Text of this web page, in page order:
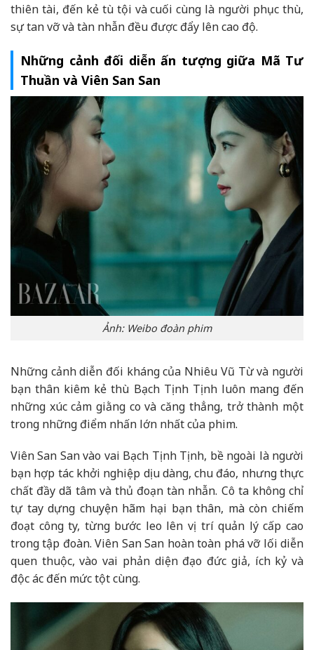
thiên tài, đến kẻ tù tội và cuối cùng là người phục thù,
sự tan vỡ và tàn nhẫn đều được đẩy lên cao độ.
Những cảnh đối diễn ấn tượng giữa Mã Tư
Thuần và Viên San San
Ảnh: Weibo đoàn phim
Những cảnh diễn đối kháng của Nhiêu Vũ Từ và người
bạn thân kiêm kẻ thù Bạch Tịnh Tịnh luôn mang đến
những xúc cảm giằng co và căng thẳng, trở thành một
trong những điểm nhấn lớn nhất của phim.
Viên San San vào vai Bạch Tịnh Tịnh, bề ngoài là người
bạn hợp tác khởi nghiệp dịu dàng, chu đáo, nhưng thực
chất đầy dã tâm và thủ đoạn tàn nhẫn. Cô ta không chỉ
tự tay dựng chuyện hãm hại bạn thân, mà còn chiếm
đoạt công ty, từng bước leo lên vị trí quản lý cấp cao
trong tập đoàn. Viên San San hoàn toàn phá vỡ lối diễn
quen thuộc, vào vai phản diện đạo đức giả, ích kỷ và
độc ác đến mức tột cùng.